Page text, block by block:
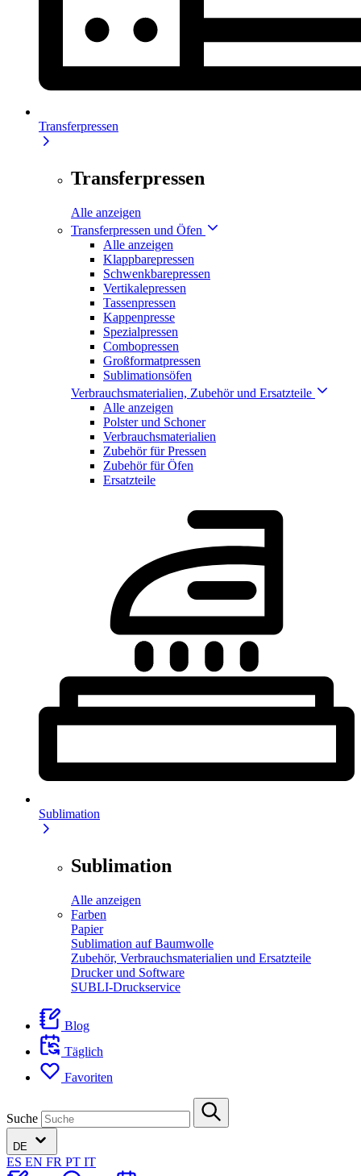
Transferpressen
Transferpressen
Alle anzeigen
Transferpressen und Öfen
Alle anzeigen
Klappbarepressen
Schwenkbarepressen
Vertikalepressen
Tassenpressen
Kappenpresse
Spezialpressen
Combopressen
Großformatpressen
Sublimationsöfen
Verbrauchsmaterialien, Zubehör und Ersatzteile
Alle anzeigen
Polster und Schoner
Verbrauchsmaterialien
Zubehör für Pressen
Zubehör für Öfen
Ersatzteile
Sublimation
Sublimation
Alle anzeigen
Farben
Papier
Sublimation auf Baumwolle
Zubehör, Verbrauchsmaterialien und Ersatzteile
Drucker und Software
SUBLI-Druckservice
Blog
Täglich
Favoriten
Suche
DE
ES EN FR PT IT